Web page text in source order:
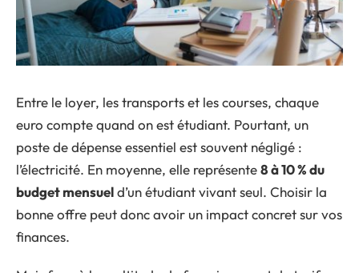
Entre le loyer, les transports et les courses, chaque
euro compte quand on est étudiant. Pourtant, un
poste de dépense essentiel est souvent négligé :
l’électricité. En moyenne, elle représente8 à 10 % du
budget mensueld’un étudiant vivant seul. Choisir la
bonne offre peut donc avoir un impact concret sur vos
finances.